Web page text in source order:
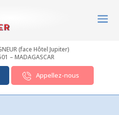
(face Hôtel Jupiter)
– MADAGASCAR
Appellez-nous